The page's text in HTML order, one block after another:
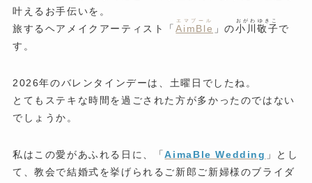
叶えるお手伝いを。
旅するヘアメイクアーティスト「AimBle
エマブール
」の小川敬子
おがわゆきこ
で
す。
2026年のバレンタインデーは、土曜日でしたね。
とてもステキな時間を過ごされた方が多かったのではない
でしょうか。
私はこの愛があふれる日に、「AimaBle Wedding 」とし
て、教会で結婚式を挙げられるご新郎ご新婦様のブライダ